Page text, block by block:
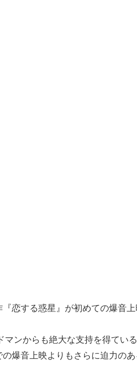
恋する惑星』が初めての爆音上
ンからも絶大な支持を得てい
爆音上映よりもさらに迫力の